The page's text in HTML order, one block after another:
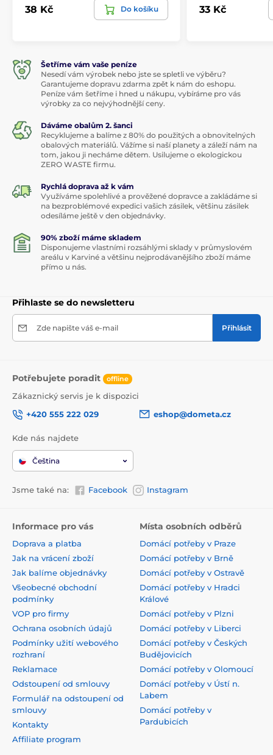
38 Kč Do košíku 33 Kč
Šetříme vám vaše peníze
Nesedí vám výrobek nebo jste se spletli ve výběru?
Garantujeme dopravu zdarma zpět k nám do eshopu.
Peníze vám šetříme i hned u nákupu, vybíráme pro vás
výrobky za co nejvýhodnější ceny.
Dáváme obalům 2. šanci
Recyklujeme a balíme z 80% do použitých a obnovitelných
obalových materiálů. Vážíme si naší planety a záleží nám na
tom, jakou ji necháme dětem. Usilujeme o ekologickou
ZERO WASTE firmu.
Rychlá doprava až k vám
Využíváme spolehlivé a prověžené dopravce a zakládáme si
na bezproblémové expedici vašich zásilek, většinu zásilek
odesíláme ještě v den objednávky.
90% zboží máme skladem
Disponujeme vlastními rozsáhlými sklady v průmyslovém
areálu v Karviné a většinu nejprodávanějšího zboží máme
přímo u nás.
Přihlaste se do newsletteru
Zde napište váš e-mail Přihlásit
Potřebujete poradit offline
Zákaznický servis je k dispozici
+420 555 222 029
eshop@dometa.cz
Kde nás najdete
Čeština
Jsme také na: Facebook Instagram
Informace pro vás
Doprava a platba
Jak na vrácení zboží
Jak balíme objednávky
Všeobecné obchodní
podmínky
VOP pro firmy
Ochrana osobních údajů
Podmínky užití webového
rozhraní
Reklamace
Odstoupení od smlouvy
Formulář na odstoupení od
smlouvy
Kontakty
Affiliate program
Místa osobních odběrů
Domácí potřeby v Praze
Domácí potřeby v Brně
Domácí potřeby v Ostravě
Domácí potřeby v Hradci
Králové
Domácí potřeby v Plzni
Domácí potřeby v Liberci
Domácí potřeby v Českých
Budějovicích
Domácí potřeby v Olomoucí
Domácí potřeby v Ústí n.
Labem
Domácí potřeby v
Pardubicích